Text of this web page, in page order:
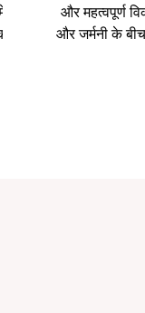
और महत्वपूर्ण
और जर्मनी के